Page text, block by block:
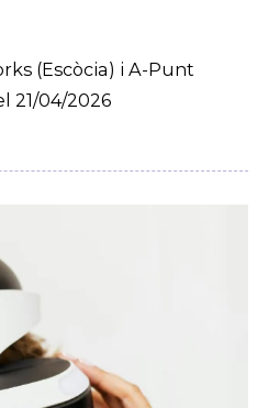
(Escòcia) i A-Punt
21/04/2026